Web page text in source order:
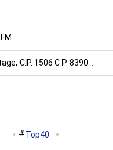
C.P. 1506 C.P. 8390
Top40